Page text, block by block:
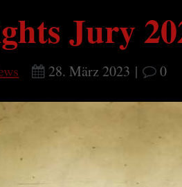
Jury
28. März 2023 | 0